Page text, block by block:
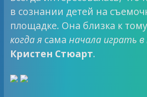
в сознании детей на
площадке. Она близка к
когда я саманачала играть в
Кристен Стюарт.